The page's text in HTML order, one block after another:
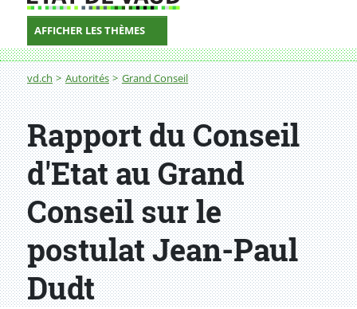
AFFICHER LES THÈMES
Fil d'Ariane
vd.ch Autorités Grand Conseil
Rapport du Conseil
d'Etat au Grand
Conseil sur le
postulat Jean-Paul
Dudt